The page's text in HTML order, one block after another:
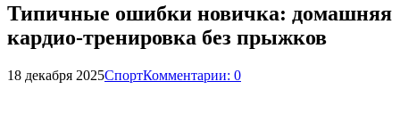
Типичные ошибки новичка: домашняя
кардио-тренировка без прыжков
18 декабря 2025СпортКомментарии: 0